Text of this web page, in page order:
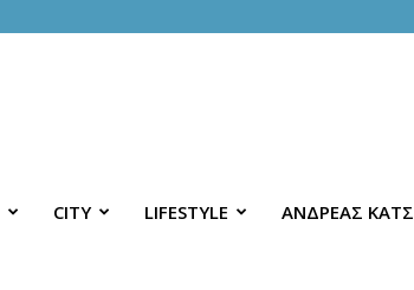
CITY LIFESTYLE ΑΝΔΡΕΑΣ